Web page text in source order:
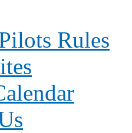
Rules